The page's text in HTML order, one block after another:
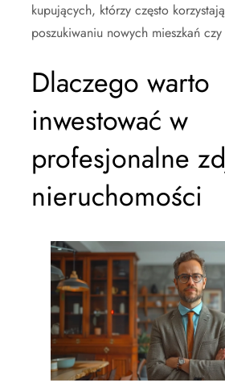
kupujących, którzy często
poszukiwaniu nowych mieszkań
Dlaczego warto
inwestować w
profesjonalne
nieruchomości